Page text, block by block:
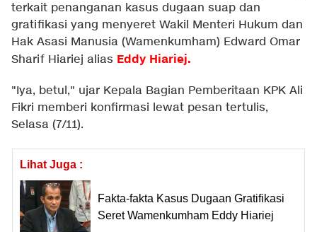
terkait penanganan kasus dugaan suap dan
gratifikasi yang menyeret Wakil Menteri Hukum dan
Hak Asasi Manusia (Wamenkumham) Edward Omar
Sharif Hiariej alias Eddy Hiariej.
"Iya, betul," ujar Kepala Bagian Pemberitaan KPK Ali
Fikri memberi konfirmasi lewat pesan tertulis,
Selasa (7/11).
Lihat Juga :
Fakta-fakta Kasus Dugaan Gratifikasi
Seret Wamenkumham Eddy Hiariej